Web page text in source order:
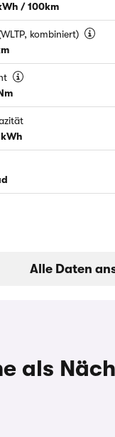
/ 100km
kombiniert)
Alle Daten
als